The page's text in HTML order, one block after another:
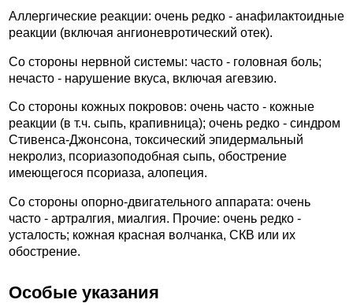
Аллергические реакции: очень редко - анафилактоидные
реакции (включая ангионевротический отек).
Со стороны нервной системы: часто - головная боль;
нечасто - нарушение вкуса, включая агевзию.
Со стороны кожных покровов: очень часто - кожные
реакции (в т.ч. сыпь, крапивница); очень редко - синдром
Стивенса-Джонсона, токсический эпидермальный
некролиз, псориазоподобная сыпь, обострение
имеющегося псориаза, алопеция.
Со стороны опорно-двигательного аппарата: очень
часто - артралгия, миалгия. Прочие: очень редко -
усталость; кожная красная волчанка, СКВ или их
обострение.
Особые указания